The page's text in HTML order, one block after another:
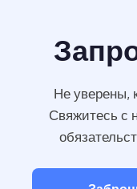
Не уверены,
Свяжитесь с